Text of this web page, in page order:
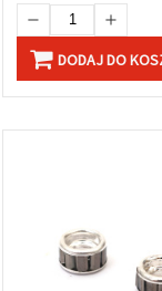
Akceptuj
wszystkie
DODAJ DO